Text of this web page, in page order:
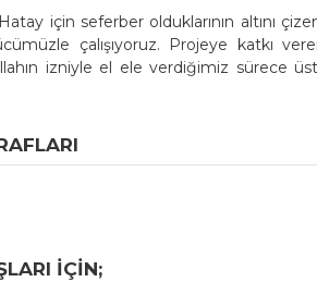
için seferber olduklarının altını
çalışıyoruz. Projeye katkı
izniyle el ele verdiğimiz sürece
IÇIN;